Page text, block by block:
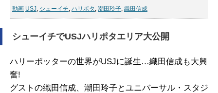
動画 USJ, シューイチ, ハリポタ , 潮田玲子, 織田信成
シューイチでUSJハリポタエリア大公開
ハリーポッターの世界がUSJに誕生…織田信成も大興
奮!
グストの織田信成、潮田玲子とユニバーサル・スタジ